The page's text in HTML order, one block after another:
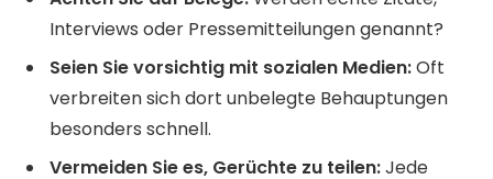
Interviews oder Pressemitteilungen genannt?
Seien Sie vorsichtig mit sozialen Medien:Oft
verbreiten sich dort unbelegte Behauptungen
besonders schnell.
Vermeiden Sie es, Gerüchte zu teilen:Jede